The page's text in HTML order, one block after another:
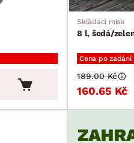
Skládací mísa
8 l, šedá/
Cena po zadání
160.65 Kč
189.00 Kč